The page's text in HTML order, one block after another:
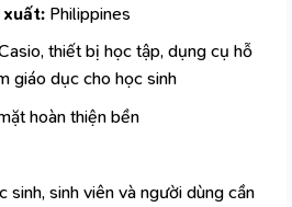
xuất:Philippines
thiết bị học tập, dụng cụ hỗ
giáo dục cho học sinh
hoàn thiện bền
sinh, sinh viên và người dùng cần